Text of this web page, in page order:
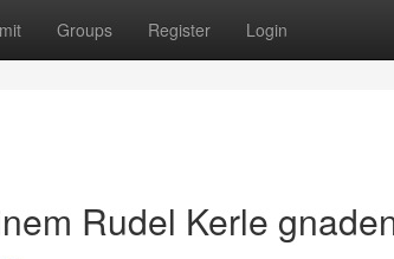
Groups Register Login
Rudel Kerle